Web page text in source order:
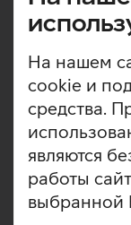
На нашем
cookie и
средства.
являются
работы
выбранной
отличное
Любая защита
устройства.
подушки
обеспечивая
царапин без
внешнего вида
стекло
образованию